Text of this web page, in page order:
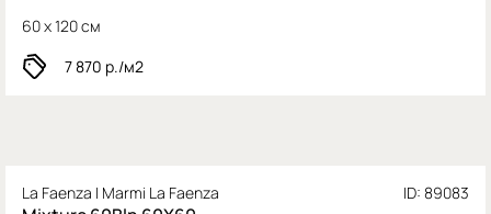
60 x 120 см
7 870 р./м2
La Faenza I Marmi La Faenza ID: 89083